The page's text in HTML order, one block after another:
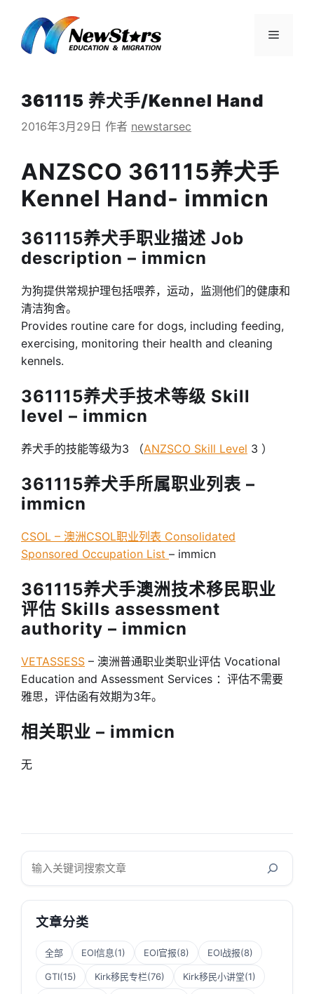
菜
361115 养犬手/Kennel Hand
2016年3月29日 作者 newstarsec
ANZSCO 361115养犬手
Kennel Hand- immicn
361115养犬手职业描述 Job
description – immicn
为狗提供常规护理包括喂养，运动，监测他们的健康和
清洁狗舍。
Provides routine care for dogs, including feeding,
exercising, monitoring their health and cleaning
kennels.
361115养犬手技术等级 Skill
level – immicn
养犬手的技能等级为3 （ANZSCO Skill Level 3 ）
361115养犬手所属职业列表 –
immicn
CSOL – 澳洲CSOL职业列表 Consolidated
Sponsored Occupation List – immicn
361115养犬手澳洲技术移民职业
评估 Skills assessment
authority – immicn
VETASSESS – 澳洲普通职业类职业评估 Vocational
Education and Assessment Services ：评估不需要
雅思，评估函有效期为3年。
相关职业 – immicn
无
搜
文章分类
全部 EOI信息(1) EOI官报(8) EOI战报(8)
GTI(15) Kirk移民专栏(76) Kirk移民小讲堂(1)